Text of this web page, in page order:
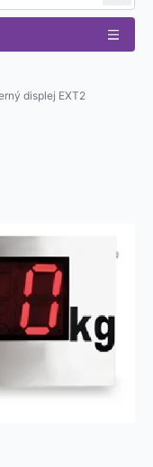
displej EXT2